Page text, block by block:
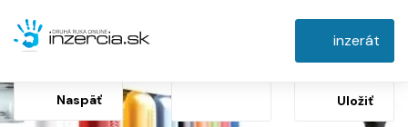
inzerát
Naspäť Uložiť